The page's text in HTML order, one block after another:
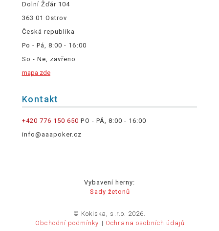
Dolní Žďár 104
363 01 Ostrov
Česká republika
Po - Pá, 8:00 - 16:00
So - Ne, zavřeno
mapa zde
Kontakt
+420 776 150 650 PO - PÁ, 8:00 - 16:00
info@aaapoker.cz
Vybavení herny:
Sady žetonů
© Kokiska, s.r.o. 2026.
Obchodní podmínky
Ochrana osobních údajů